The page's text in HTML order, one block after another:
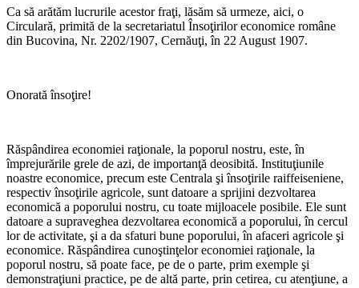
Ca să arătăm lucrurile acestor fraţi, lăsăm să urmeze, aici, o
Circulară, primită de la secretariatul Însoţirilor economice române
din Bucovina, Nr. 2202/1907, Cernăuţi, în 22 August 1907.
Onorată însoţire!
Răspândirea economiei raţionale, la poporul nostru, este, în
împrejurările grele de azi, de importanţă deosibită. Instituţiunile
noastre economice, precum este Centrala şi însoţirile raiffeiseniene,
respectiv însoţirile agricole, sunt datoare a sprijini dezvoltarea
economică a poporului nostru, cu toate mijloacele posibile. Ele sunt
datoare a supraveghea dezvoltarea economică a poporului, în cercul
lor de activitate, şi a da sfaturi bune poporului, în afaceri agricole şi
economice. Răspândirea cunoştinţelor economiei raţionale, la
poporul nostru, să poate face, pe de o parte, prim exemple şi
demonstraţiuni practice, pe de altă parte, prin cetirea, cu atenţiune, a